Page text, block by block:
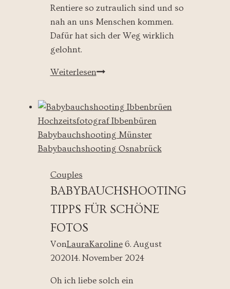
Rentiere so zutraulich sind und so
nah an uns Menschen kommen.
Dafür hat sich der Weg wirklich
gelohnt.
WeiterlesenRentiershooting
Murphys
Law
Couples
BABYBAUCHSHOOTING
TIPPS FÜR SCHÖNE
FOTOS
VonLauraKaroline 6. August
202014. November 2024
Oh ich liebe solch ein